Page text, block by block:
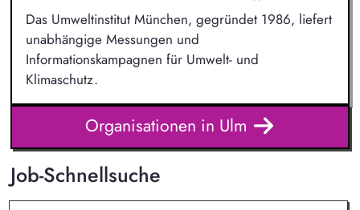
Das Umweltinstitut München, gegründet 1986, liefert
unabhängige Messungen und
Informationskampagnen für Umwelt- und
Klimaschutz.
Organisationen in Ulm
Job-Schnellsuche